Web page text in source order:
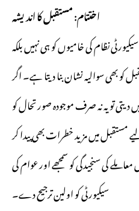
اختتام: مستقبل کا اندیشہ
نظام کی خامیوں کو ہی نہیں بلکہ
کو بھی سوالیہ نشان بنا دیتا ہے۔ اگر
تو یہ نہ صرف موجودہ صورتحال کو
میں مزید خطرات بھی پیدا کر
کی سنجیدگی کو سمجھے اور عوام کی
سیکیورٹی کو اولین ترجیح دے۔